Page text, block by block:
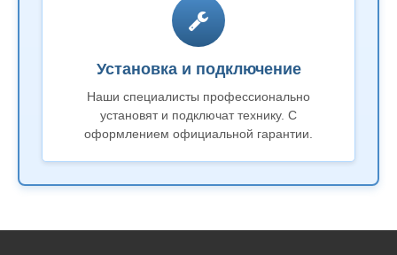
Установка и подключение
Наши специалисты профессионально
установят и подключат технику. С
оформлением официальной гарантии.